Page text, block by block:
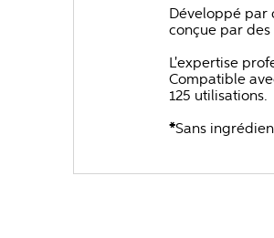
Développé par
conçue par
L'expertise
Compatible
125 utilisations.
*Sans